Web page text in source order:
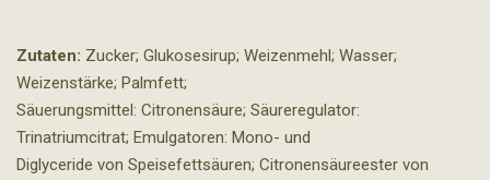
Zutaten: Zucker; Glukosesirup; Weizenmehl; Wasser;
Weizenstärke; Palmfett;
Säuerungsmittel: Citronensäure; Säureregulator:
Trinatriumcitrat; Emulgatoren: Mono- und
Diglyceride von Speisefettsäuren; Citronensäureester von